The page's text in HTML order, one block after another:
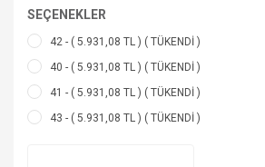
SEÇENEKLER
42 - ( 5.931,08 TL ) ( TÜKENDİ )
40 - ( 5.931,08 TL ) ( TÜKENDİ )
41 - ( 5.931,08 TL ) ( TÜKENDİ )
43 - ( 5.931,08 TL ) ( TÜKENDİ )